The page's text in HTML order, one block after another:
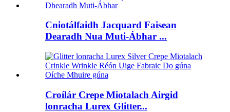
Cniotálfaidh Jacquard Faisean
Dearadh Nua Muti-Ábhar ...
Croílár Crepe Miotalach Airgid
lonracha Lurex Glitter...